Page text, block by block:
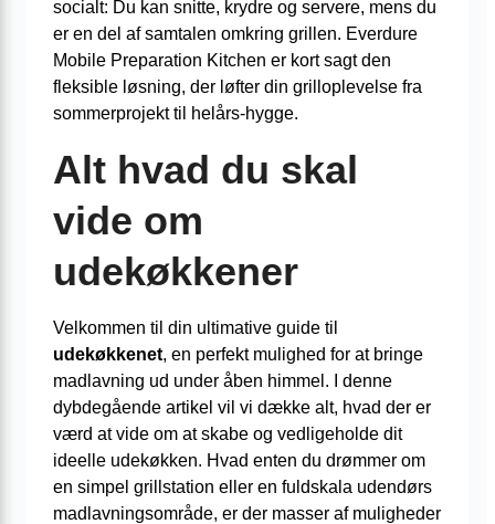
socialt: Du kan snitte, krydre og servere, mens du
er en del af samtalen omkring grillen. Everdure
Mobile Preparation Kitchen er kort sagt den
fleksible løsning, der løfter din grilloplevelse fra
sommerprojekt til helårs-hygge.
Alt hvad du skal
vide om
udekøkkener
Velkommen til din ultimative guide til
udekøkkenet, en perfekt mulighed for at bringe
madlavning ud under åben himmel. I denne
dybdegående artikel vil vi dække alt, hvad der er
værd at vide om at skabe og vedligeholde dit
ideelle udekøkken. Hvad enten du drømmer om
en simpel grillstation eller en fuldskala udendørs
madlavningsområde, er der masser af muligheder